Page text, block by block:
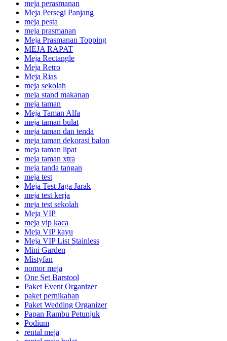
meja perasmanan
Meja Persegi Panjang
meja pesta
meja prasmanan
Meja Prasmanan Topping
MEJA RAPAT
Meja Rectangle
Meja Retro
Meja Rias
meja sekolah
meja stand makanan
meja taman
Meja Taman Alfa
meja taman bulat
meja taman dan tenda
meja taman dekorasi balon
meja taman lipat
meja taman xtra
meja tanda tangan
meja test
Meja Test Jaga Jarak
meja test kerja
meja test sekolah
Meja VIP
meja vip kaca
Meja VIP kayu
Meja VIP List Stainless
Mini Garden
Mistyfan
nomor meja
One Set Barstool
Paket Event Organizer
paket pernikahan
Paket Wedding Organizer
Papan Rambu Petunjuk
Podium
rental meja